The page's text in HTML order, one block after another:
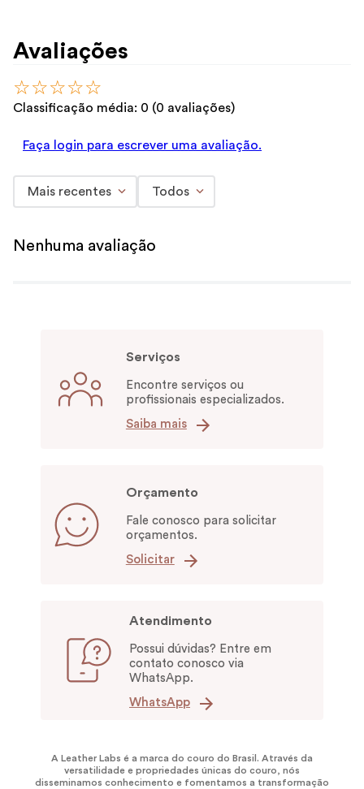
Avaliações
☆☆☆☆☆
Classificação média: 0 (0 avaliações)
Faça login para escrever uma avaliação.
Mais recentes Todos
Nenhuma avaliação
Serviços
Encontre serviços ou
profissionais especializados.
Saiba mais
Orçamento
Fale conosco para solicitar
orçamentos.
Solicitar
Atendimento
Possui dúvidas? Entre em
contato conosco via
WhatsApp.
WhatsApp
A Leather Labs é a marca do couro do Brasil. Através da
versatilidade e propriedades únicas do couro, nós
disseminamos conhecimento e fomentamos a transformação